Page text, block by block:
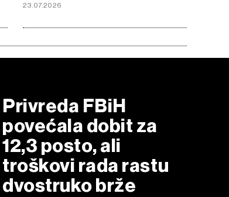
23.07.2026
Privreda FBiH
povećala dobit za
12,3 posto, ali
troškovi rada rastu
dvostruko brže